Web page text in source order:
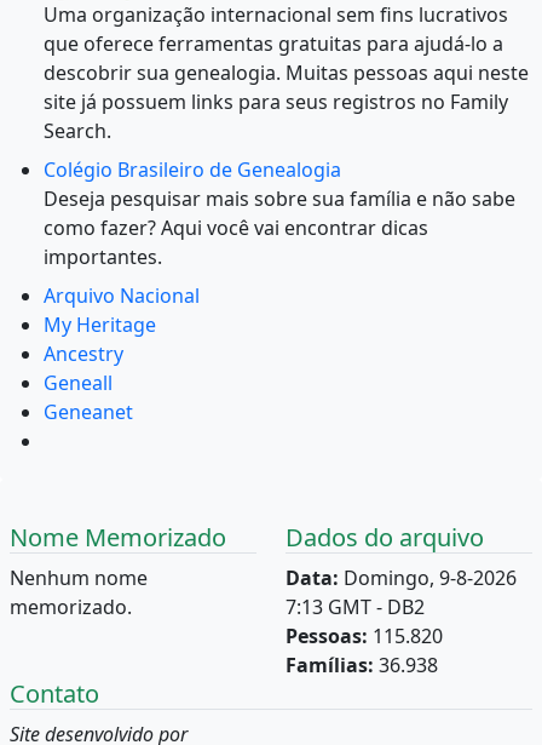
Uma organização internacional sem fins lucrativos
que oferece ferramentas gratuitas para ajudá-lo a
descobrir sua genealogia. Muitas pessoas aqui neste
site já possuem links para seus registros no Family
Search.
Colégio Brasileiro de Genealogia
Deseja pesquisar mais sobre sua família e não sabe
como fazer? Aqui você vai encontrar dicas
importantes.
Arquivo Nacional
My Heritage
Ancestry
Geneall
Geneanet
Nome Memorizado
Nenhum nome
memorizado.
Dados do arquivo
Data: Domingo, 9-8-2026
7:13 GMT - DB2
Pessoas: 115.820
Famílias: 36.938
Contato
Site desenvolvido por